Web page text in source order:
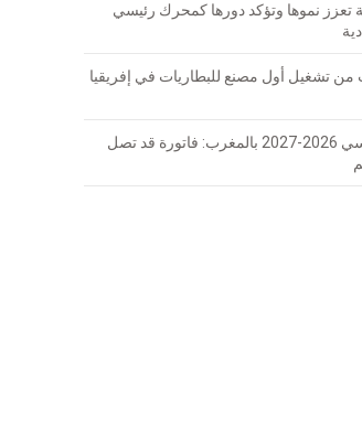
تعزز نموها وتؤكد دورها كمحرك رئيسي
من تشغيل أول مصنع للبطاريات في إفريقيا
الدخول المدرسي 2026-2027 بالمغرب: فاتورة قد تصل